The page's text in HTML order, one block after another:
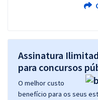
Assinatura
para concursos
O melhor custo
benefício para os seus